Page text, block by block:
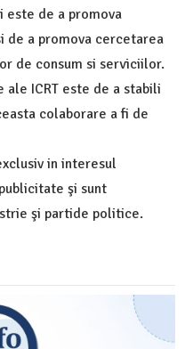
este de a promova
de a promova cercetarea
de consum si serviciilor.
ICRT este de a stabili
colaborare a fi de
in interesul
şi sunt
şi partide politice.